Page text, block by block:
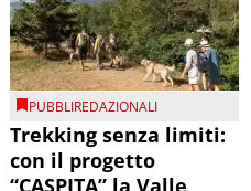
PUBBLIREDAZIONALI
Trekking senza limiti:
con il progetto
“CASPITA” la Valle